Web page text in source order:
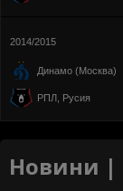
2014/2015
Динамо (Москва)
РПЛ, Русия
Новини |